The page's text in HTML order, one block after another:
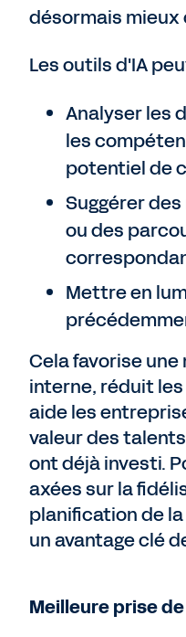
désormais
Les outils d'IA
Analyser les
les
potentiel de
Suggérer
ou des
Mettre en
Cela favorise
interne, réduit
aide les
valeur des
ont déjà investi.
axées sur la
planification de
un avantage clé
Meilleure prise